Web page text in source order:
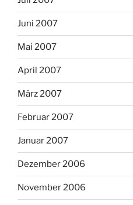
Juni 2007
Mai 2007
April 2007
März 2007
Februar 2007
Januar 2007
Dezember 2006
November 2006